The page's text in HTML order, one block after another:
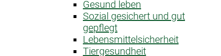
Gesund leben
Sozial gesichert und gut
gepflegt
Lebensmittelsicherheit
Tiergesundheit